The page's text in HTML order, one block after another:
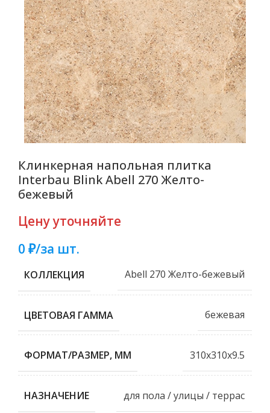
Клинкерная напольная плитка
Interbau Blink Abell 270 Желто-
бежевый
Цену уточняйте
0 ₽/за шт.
КОЛЛЕКЦИЯ Abell 270 Желто-бежевый
ЦВЕТОВАЯ ГАММА бежевая
ФОРМАТ/РАЗМЕР, ММ 310x310x9.5
НАЗНАЧЕНИЕ для пола / улицы / террас